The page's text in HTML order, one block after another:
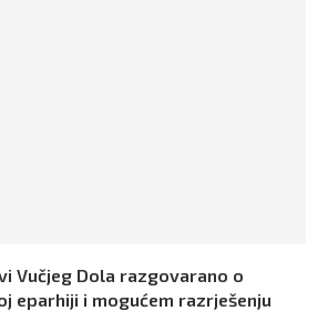
Vučjeg Dola razgovarano o
eparhiji i mogućem razrješenju